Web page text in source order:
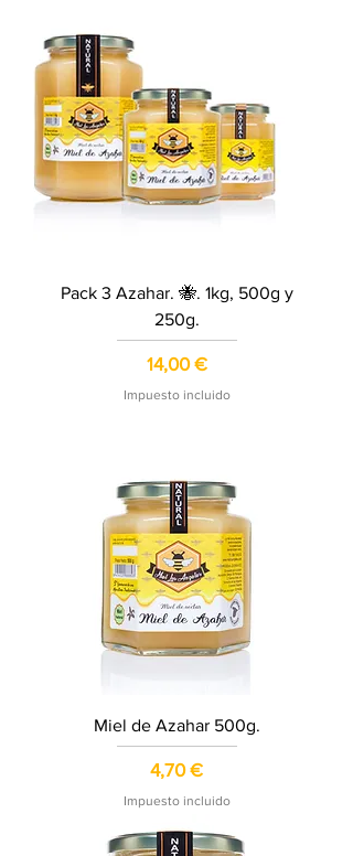
Pack 3 Azahar. 🐝. 1kg, 500g y
250g.
Precio
14,00 €
Impuesto incluido
Miel de Azahar 500g.
Precio
4,70 €
Impuesto incluido